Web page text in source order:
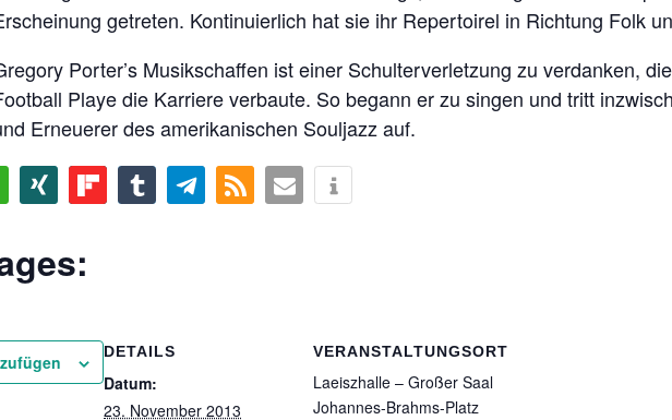
getreten. Kontinuierlich hat sie ihr Repertoirel in Richtung Folk
Porter’s Musikschaffen ist einer Schulterverletzung zu verdanken,
Playe die Karriere verbaute. So begann er zu singen und tritt
Erneuerer des amerikanischen Souljazz auf.
DETAILS
Datum:
23. November 2013
VERANSTALTUNGSORT
Laeiszhalle – Großer Saal
Johannes-Brahms-Platz